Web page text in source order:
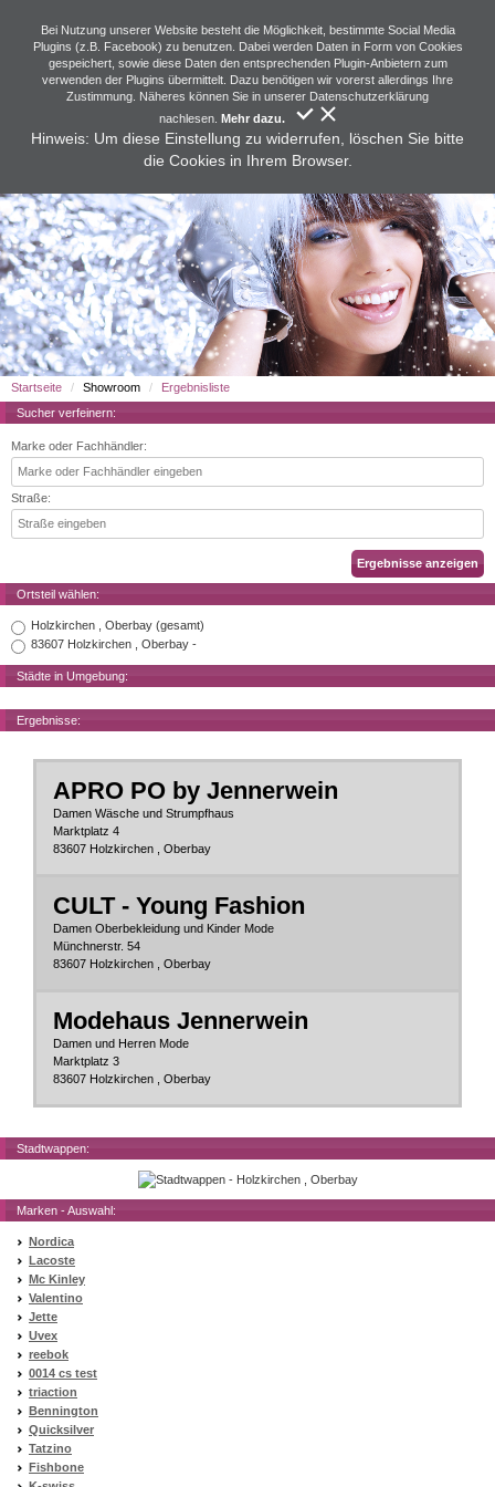
Startseite Showroom
Ergebnisliste
Sucher verfeinern:
Marke oder Fachhändler:
Straße:
Ortsteil wählen:
Holzkirchen , Oberbay (gesamt)
83607 Holzkirchen , Oberbay -
Städte in Umgebung:
Ergebnisse:
APRO PO by Jennerwein
Damen Wäsche und Strumpfhaus
Marktplatz 4
83607 Holzkirchen , Oberbay
CULT - Young Fashion
Damen Oberbekleidung und Kinder Mode
Münchnerstr. 54
83607 Holzkirchen , Oberbay
Modehaus Jennerwein
Damen und Herren Mode
Marktplatz 3
83607 Holzkirchen , Oberbay
Stadtwappen:
Marken - Auswahl:
Nordica
Lacoste
Mc Kinley
Valentino
Jette
Uvex
reebok
0014 cs test
triaction
Bennington
Quicksilver
Tatzino
Fishbone
Bei Nutzung unserer Website besteht die Möglichkeit, bestimmte Social Media
Plugins (z.B. Facebook) zu benutzen. Dabei werden Daten in Form von Cookies
gespeichert, sowie diese Daten den entsprechenden Plugin-Anbietern zum
verwenden der Plugins übermittelt. Dazu benötigen wir vorerst allerdings Ihre
Zustimmung. Näheres können Sie in unserer Datenschutzerklärung
nachlesen. Mehr dazu.
Hinweis: Um diese Einstellung zu widerrufen, löschen Sie bitte
die Cookies in Ihrem Browser.